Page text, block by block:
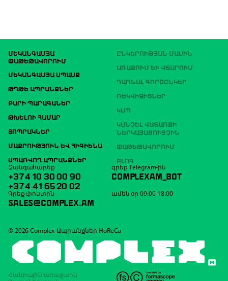
ՄԵԿԱՆԳԱՄՅԱ
ՓԱԹԵԹԱՎՈՐՈՒՄ
ՄԵԿԱՆԳԱՄՅԱ ՍՊԱՍՔ
ԹՂԹԵ ԱՊՐԱՆՔՆԵՐ
ԲԱՐԻ ՊԱՐԱԳԱՆԵՐ
ԹԽԵԼՈՒ ՀԱՄԱՐ
ՏՈՊՐԱԿՆԵՐ
ՄԱՔՐՈՒԹՅՈՒՆ ԵՎ ՀԻԳԻԵՆԱ
ՍՊԱՌՎՈՂ ԱՊՐԱՆՔՆԵՐ
ԸՆԿԵՐՈՒԹՅԱՆ ՄԱՍԻՆ
ԱՌԱՔՈՒՄ ԵՒ ՎՃԱՐՈՒՄ
ԴԱՌՆԱԼ ԳՈՐԾԸՆԿԵՐ
ՌԵԿՎԻԶԻՏՆԵՐ
ԿԱՊ
ԿԱՆՉԵԼ ՎԱՃԱՌՔԻ
ՆԵՐԿԱՅԱՑՈՒՑՉԻՆ
ՓԱԹԵԹԱՎՈՐՈՒՄ
ԲԼՈԳ
Զանգահարեք
+374 10 30 00 90
+374 41 65 20 02
գրեք Telegram-ին
COMPLEXAM_BOT
Գրեք փոստին
SALES@COMPLEX.AM
ամեն օր 09:00-18:00
© 2026 Complex-Ապրանքներ HoReCa
Հանրային առաջարկ